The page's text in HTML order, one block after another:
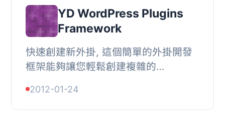
YD WordPress Plugins
Framework
快速創建新外掛, 這個簡單的外掛開發
框架能夠讓您輕鬆創建複雜的
請注意，這只是一個空框架：在安裝
“原樣”的情況下，該外...
2012-01-24